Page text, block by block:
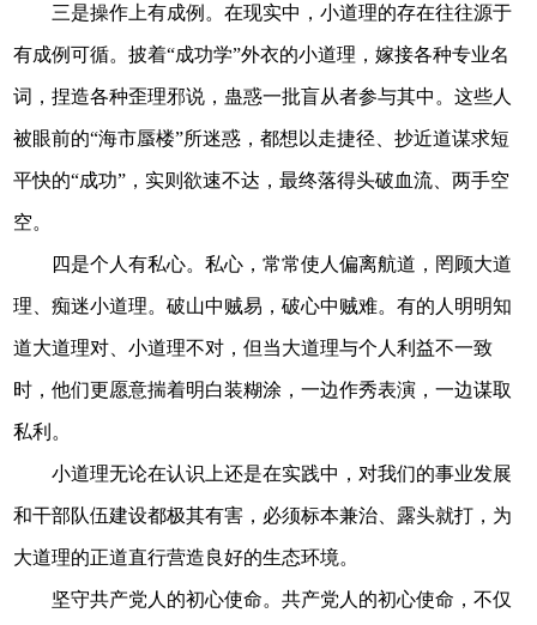
三是操作上有成例。在现实中，小道理的存在往往源于
有成例可循。披着“成功学”外衣的小道理，嫁接各种专业名
词，捏造各种歪理邪说，蛊惑一批盲从者参与其中。这些人
被眼前的“海市蜃楼”所迷惑，都想以走捷径、抄近道谋求短
平快的“成功”，实则欲速不达，最终落得头破血流、两手空
空。
四是个人有私心。私心，常常使人偏离航道，罔顾大道
理、痴迷小道理。破山中贼易，破心中贼难。有的人明明知
道大道理对、小道理不对，但当大道理与个人利益不一致
时，他们更愿意揣着明白装糊涂，一边作秀表演，一边谋取
私利。
小道理无论在认识上还是在实践中，对我们的事业发展
和干部队伍建设都极其有害，必须标本兼治、露头就打，为
大道理的正道直行营造良好的生态环境。
坚守共产党人的初心使命。共产党人的初心使命，不仅